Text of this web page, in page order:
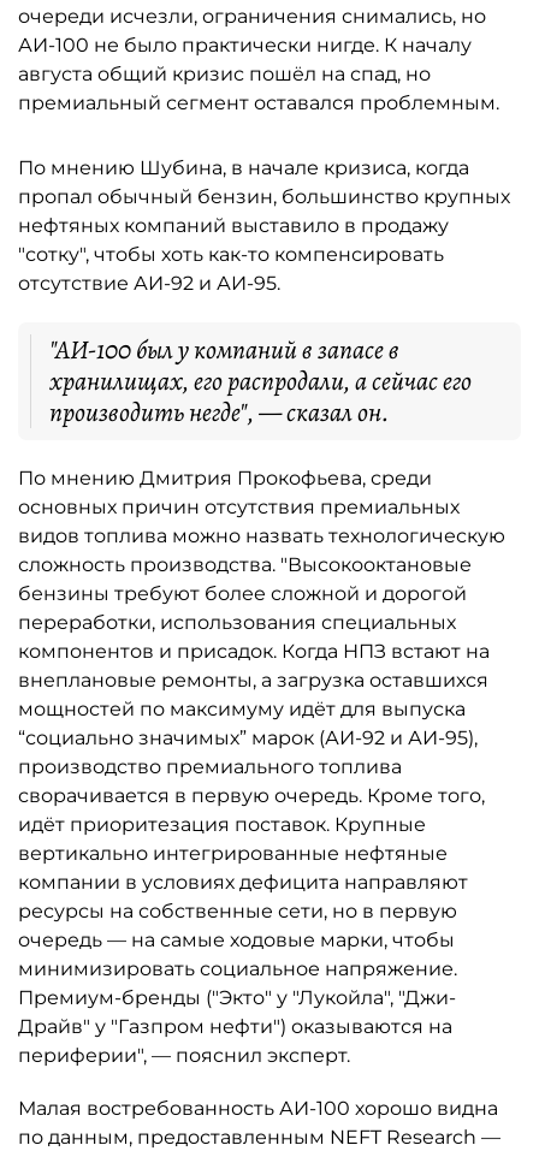
очереди исчезли, ограничения снимались, но
АИ-100 не было практически нигде. К началу
августа общий кризис пошёл на спад, но
премиальный сегмент оставался проблемным.
По мнению Шубина, в начале кризиса, когда
пропал обычный бензин, большинство крупных
нефтяных компаний выставило в продажу
"сотку", чтобы хоть как-то компенсировать
отсутствие АИ-92 и АИ-95.
"АИ-100 был у компаний в запасе в
хранилищах, его распродали, а сейчас его
производить негде", — сказал он.
По мнению Дмитрия Прокофьева, среди
основных причин отсутствия премиальных
видов топлива можно назвать технологическую
сложность производства. "Высокооктановые
бензины требуют более сложной и дорогой
переработки, использования специальных
компонентов и присадок. Когда НПЗ встают на
внеплановые ремонты, а загрузка оставшихся
мощностей по максимуму идёт для выпуска
“социально значимых” марок (АИ-92 и АИ-95),
производство премиального топлива
сворачивается в первую очередь. Кроме того,
идёт приоритезация поставок. Крупные
вертикально интегрированные нефтяные
компании в условиях дефицита направляют
ресурсы на собственные сети, но в первую
очередь — на самые ходовые марки, чтобы
минимизировать социальное напряжение.
Премиум-бренды ("Экто" у "Лукойла", "Джи-
Драйв" у "Газпром нефти") оказываются на
периферии", — пояснил эксперт.
Малая востребованность АИ-100 хорошо видна
по данным, предоставленным NEFT Research —